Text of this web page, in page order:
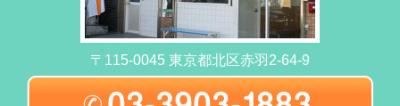
〒115-0045 東京都北区赤羽2-64-9